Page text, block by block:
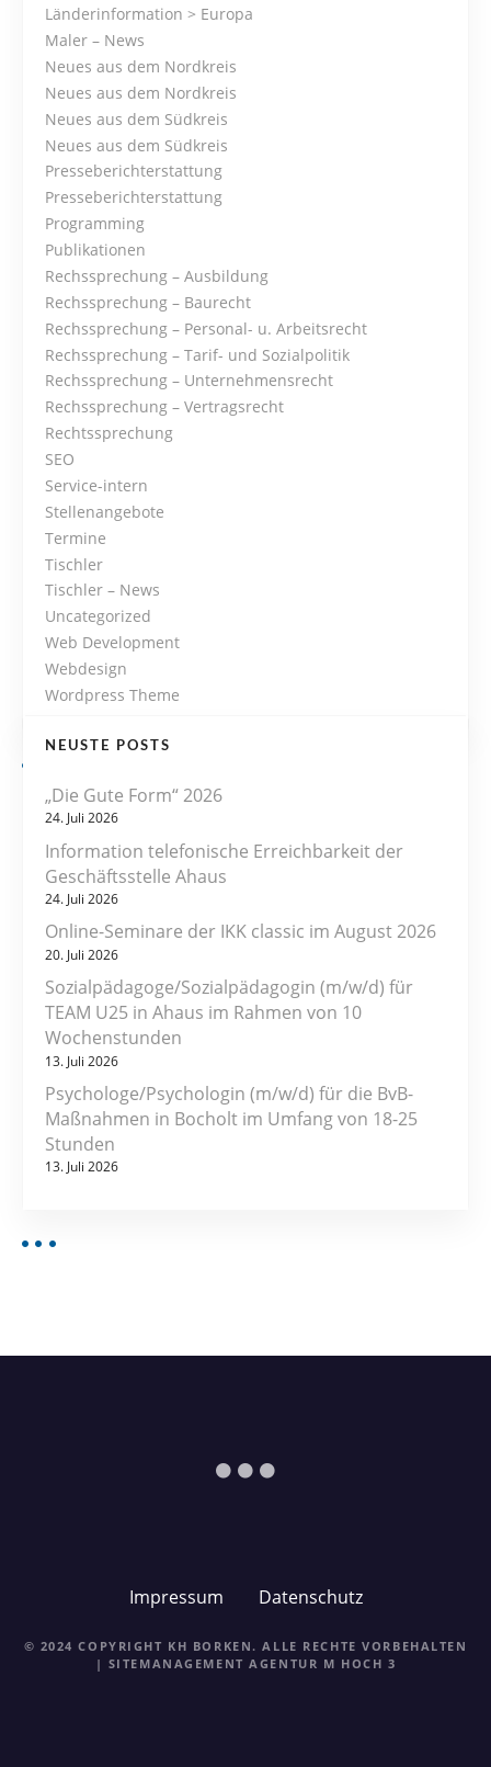
Länderinformation > Europa
Maler – News
Neues aus dem Nordkreis
Neues aus dem Nordkreis
Neues aus dem Südkreis
Neues aus dem Südkreis
Presseberichterstattung
Presseberichterstattung
Programming
Publikationen
Rechssprechung – Ausbildung
Rechssprechung – Baurecht
Rechssprechung – Personal- u. Arbeitsrecht
Rechssprechung – Tarif- und Sozialpolitik
Rechssprechung – Unternehmensrecht
Rechssprechung – Vertragsrecht
Rechtssprechung
SEO
Service-intern
Stellenangebote
Termine
Tischler
Tischler – News
Uncategorized
Web Development
Webdesign
Wordpress Theme
NEUSTE POSTS
„Die Gute Form“ 2026
24. Juli 2026
Information telefonische Erreichbarkeit der
Geschäftsstelle Ahaus
24. Juli 2026
Online-Seminare der IKK classic im August 2026
20. Juli 2026
Sozialpädagoge/Sozialpädagogin (m/w/d) für
TEAM U25 in Ahaus im Rahmen von 10
Wochenstunden
13. Juli 2026
Psychologe/Psychologin (m/w/d) für die BvB-
Maßnahmen in Bocholt im Umfang von 18-25
Stunden
13. Juli 2026
Impressum Datenschutz
© 2024 COPYRIGHT KH BORKEN. ALLE RECHTE VORBEHALTEN
| SITEMANAGEMENTAGENTUR M HOCH 3